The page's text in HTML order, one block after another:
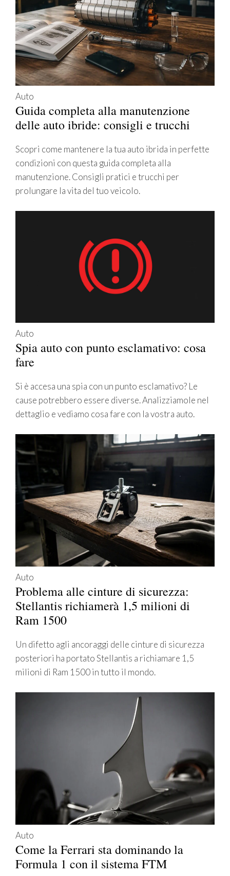
Auto
Guida completa alla manutenzione
delle auto ibride: consigli e trucchi
Scopri come mantenere la tua auto ibrida in perfette
condizioni con questa guida completa alla
manutenzione. Consigli pratici e trucchi per
prolungare la vita del tuo veicolo.
Auto
Spia auto con punto esclamativo: cosa
fare
Si è accesa una spia con un punto esclamativo? Le
cause potrebbero essere diverse. Analizziamole nel
dettaglio e vediamo cosa fare con la vostra auto.
Auto
Problema alle cinture di sicurezza:
Stellantis richiamerà 1,5 milioni di
Ram 1500
Un difetto agli ancoraggi delle cinture di sicurezza
posteriori ha portato Stellantis a richiamare 1,5
milioni di Ram 1500 in tutto il mondo.
Auto
Come la Ferrari sta dominando la
Formula 1 con il sistema FTM